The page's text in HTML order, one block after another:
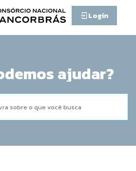
Login
ajudar?